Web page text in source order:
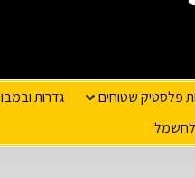
פלסטיק שטוחים
גדרות
לחשמל